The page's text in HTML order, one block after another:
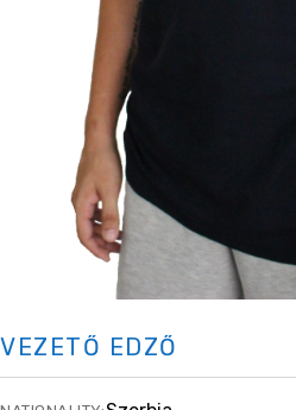
VEZETŐ EDZŐ